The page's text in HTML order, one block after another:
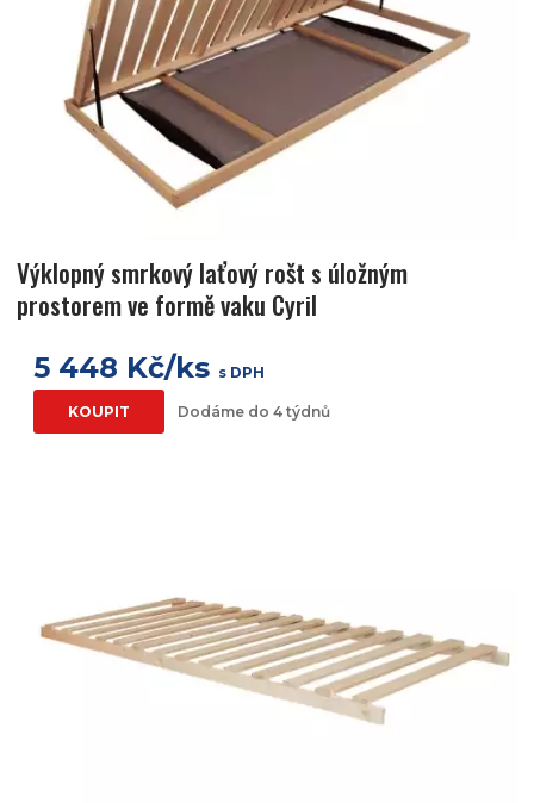
Výklopný smrkový laťový rošt s úložným
prostorem ve formě vaku Cyril
5 448 Kč/ks s DPH
KOUPIT Dodáme do 4 týdnů